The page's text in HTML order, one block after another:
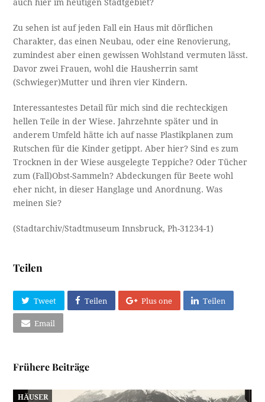
auch hier im heutigen Stadtgebiet?
Zu sehen ist auf jeden Fall ein Haus mit dörflichen
Charakter, das einen Neubau, oder eine Renovierung,
zumindest aber einen gewissen Wohlstand vermuten lässt.
Davor zwei Frauen, wohl die Hausherrin samt
(Schwieger)Mutter und ihren vier Kindern.
Interessantestes Detail für mich sind die rechteckigen
hellen Teile in der Wiese. Jahrzehnte später und in
anderem Umfeld hätte ich auf nasse Plastikplanen zum
Rutschen für die Kinder getippt. Aber hier? Sind es zum
Trocknen in der Wiese ausgelegte Teppiche? Oder Tücher
zum (Fall)Obst-Sammeln? Abdeckungen für Beete wohl
eher nicht, in dieser Hanglage und Anordnung. Was
meinen Sie?
(Stadtarchiv/Stadtmuseum Innsbruck, Ph-31234-1)
Teilen
Tweet Teilen Plus one Teilen
Email
Frühere Beiträge
HÄUSER